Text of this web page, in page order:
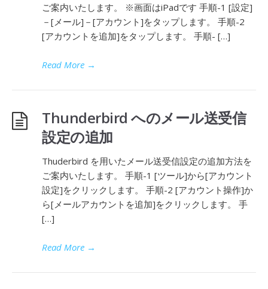
ご案内いたします。 ※画面はiPadです 手順-1 [設定]
－[メール]－[アカウント]をタップします。 手順-2
[アカウントを追加]をタップします。 手順- […]
Read More →
Thunderbird へのメール送受信
設定の追加
Thuderbird を用いたメール送受信設定の追加方法を
ご案内いたします。 手順-1 [ツール]から[アカウント
設定]をクリックします。 手順-2 [アカウント操作]か
ら[メールアカウントを追加]をクリックします。 手
[…]
Read More →